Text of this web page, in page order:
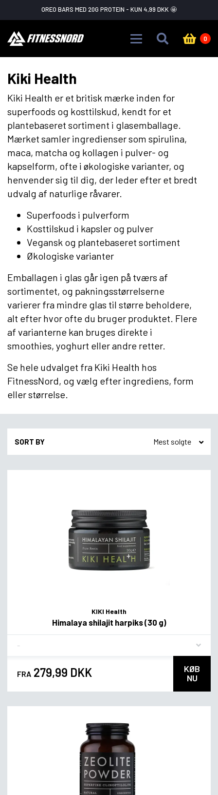
Skip to main contentOREO BARS MED 20G PROTEIN - KUN 4,99 DKK 🤩
0
Kiki Health
Kiki Health er et britisk mærke inden for
superfoods og kosttilskud, kendt for et
plantebaseret sortiment i glasemballage.
Mærket samler ingredienser som spirulina,
maca, matcha og kollagen i pulver- og
kapselform, ofte i økologiske varianter, og
henvender sig til dig, der leder efter et bredt
udvalg af naturlige råvarer.
Superfoods i pulverform
Kosttilskud i kapsler og pulver
Vegansk og plantebaseret sortiment
Økologiske varianter
Emballagen i glas går igen på tværs af
sortimentet, og pakningsstørrelserne
varierer fra mindre glas til større beholdere,
alt efter hvor ofte du bruger produktet. Flere
af varianterne kan bruges direkte i
smoothies, yoghurt eller andre retter.
Se hele udvalget fra Kiki Health hos
FitnessNord, og vælg efter ingrediens, form
eller størrelse.
SORT BY
KIKI Health
Himalaya shilajit harpiks (30 g)
FRA 279,99 DKK
KØB
NU